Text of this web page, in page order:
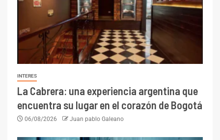
INTERES
La Cabrera: una experiencia argentina que
encuentra su lugar en el corazón de Bogotá
06/08/2026 Juan pablo Galeano